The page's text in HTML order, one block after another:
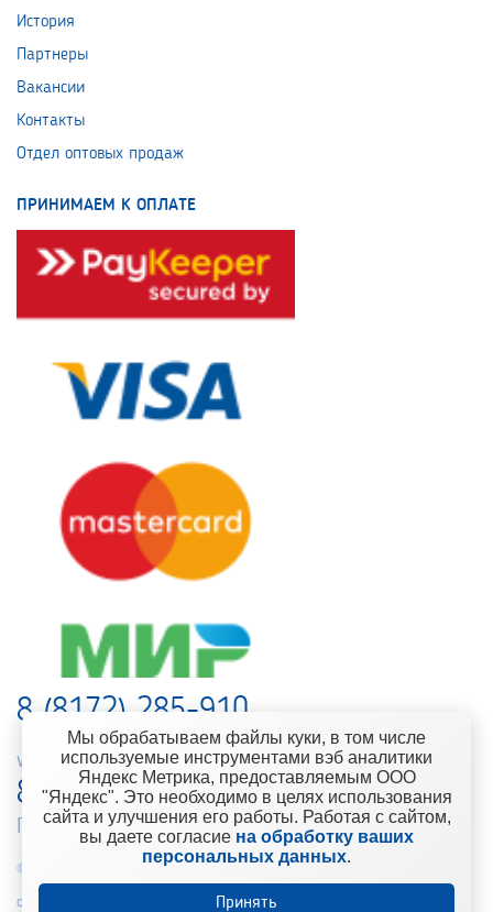
История
Партнеры
Вакансии
Контакты
Отдел оптовых продаж
ПРИНИМАЕМ К ОПЛАТЕ
8 (8172) 285-910
web-support@kontinent.ru
8 900 501-25-53
Горячая линия интернет-магазина
© 2010-2021 Компания «Континент» Сеть магазинов строительно-
отделочных материалов
Мы обрабатываем файлы куки, в том числе
используемые инструментами вэб аналитики
Яндекс Метрика, предоставляемым ООО
"Яндекс". Это необходимо в целях использования
сайта и улучшения его работы. Работая с сайтом,
вы даете согласие на обработку ваших
персональных данных.
Принять